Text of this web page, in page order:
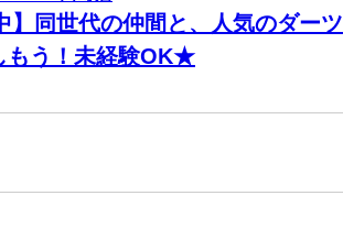
】同世代の仲間と、人気のダーツ
もう！未経験OK★